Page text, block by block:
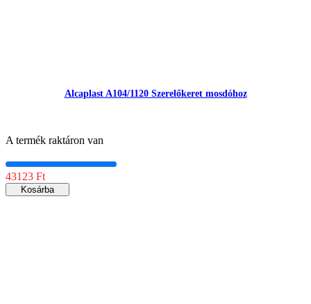
Alcaplast A104/1120 Szerelőkeret mosdóhoz
A termék raktáron van
43123 Ft
Kosárba